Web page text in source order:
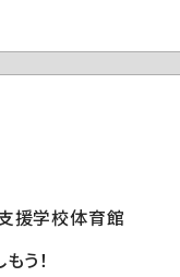
援学校体育館
う！